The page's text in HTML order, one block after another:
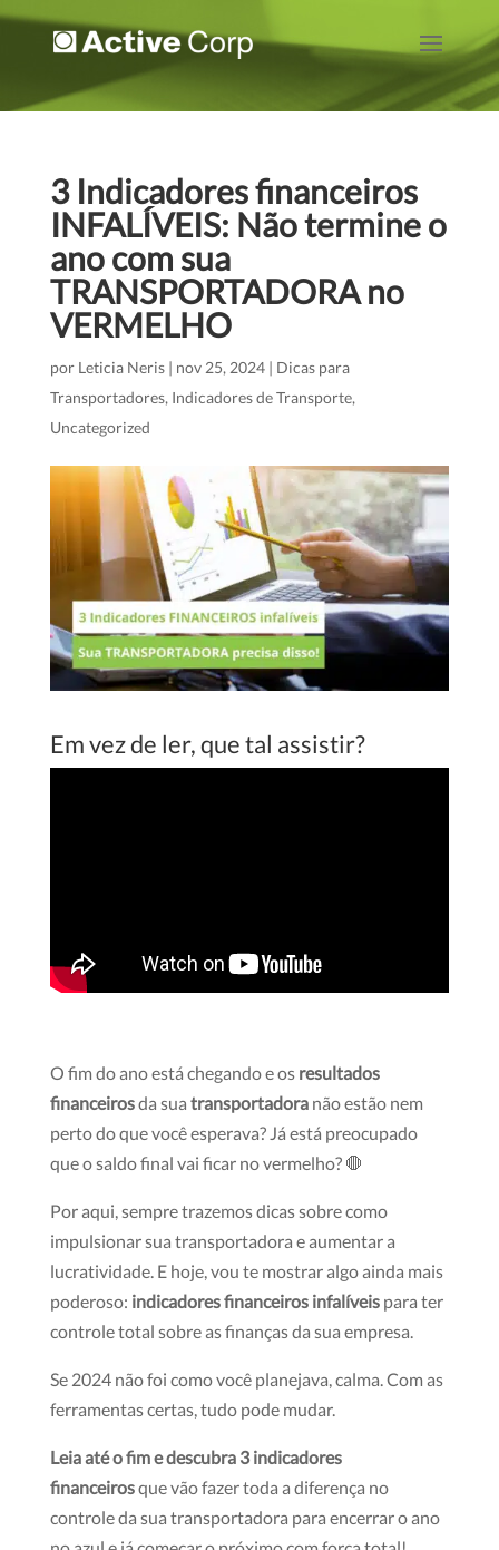
3 Indicadores financeiros
INFALÍVEIS: Não termine o
ano com sua
TRANSPORTADORA no
VERMELHO
por Leticia Neris| nov 25, 2024| Dicas para
Transportadores, Indicadores de Transporte,
Uncategorized
Em vez de ler, que tal assistir?
O fim do ano está chegando e osresultados
financeirosda sua transportadoranão estão nem
perto do que você esperava? Já está preocupado
que o saldo final vai ficar no vermelho? 🛑
Por aqui, sempre trazemos dicas sobre como
impulsionar sua transportadora e aumentar a
lucratividade. E hoje, vou te mostrar algo ainda mais
poderoso: indicadores financeiros infalíveispara ter
controle total sobre as finanças da sua empresa.
Se 2024 não foi como você planejava, calma. Com as
ferramentas certas, tudo pode mudar.
Leia até o fim e descubra 3 indicadores
financeirosque vão fazer toda a diferença no
controle da sua transportadora para encerrar o ano